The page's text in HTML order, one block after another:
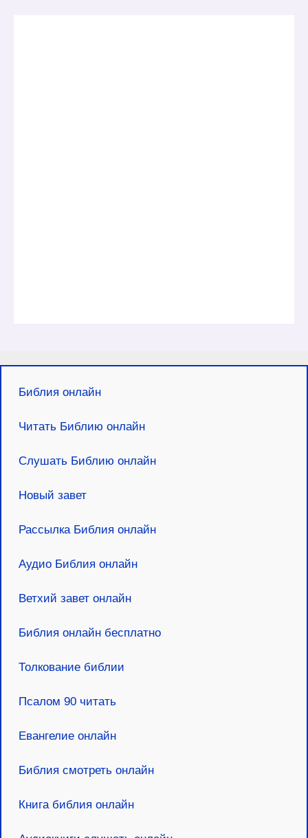
Библия онлайн
Читать Библию онлайн
Слушать Библию онлайн
Новый завет
Рассылка Библия онлайн
Аудио Библия онлайн
Ветхий завет онлайн
Библия онлайн бесплатно
Толкование библии
Псалом 90 читать
Евангелие онлайн
Библия смотреть онлайн
Книга библия онлайн